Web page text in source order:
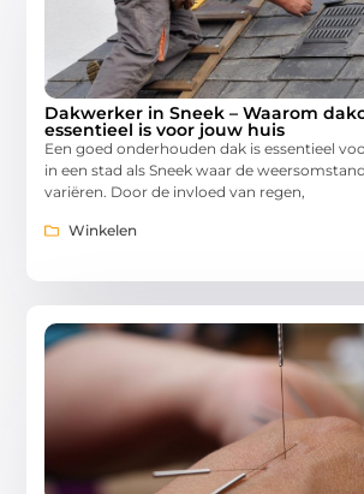
Dakwerker in Sneek – Waarom
essentieel is voor jouw huis
Een goed onderhouden dak is essentieel
in een stad als Sneek waar de
variëren. Door de invloed van regen,
Winkelen